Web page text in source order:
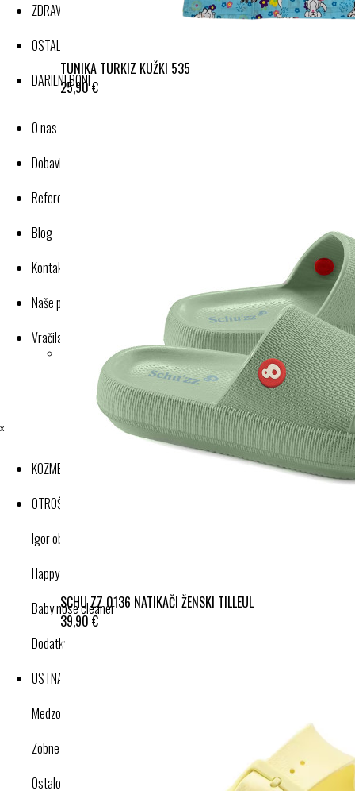
TUNIKA TURKIZ KUŽKI 535
25,90 €
SCHU ZZ 0136 NATIKAČI ŽENSKI TILLEUL
39,90 €
ZDRAVJE IN DOBRO POČUTJE
OSTALI IZDELKI
DARILNI BONI
O nas
Dobavitelji-proizvajalci
Reference
Blog
Kontakt
Naše poslovanje
Vračila in reklamacije
ˣ
KOZMETIKA
OTROŠKI IZDELKI
Igor obutev
Happy nose cleaner
Baby nose cleaner
Dodatki
USTNA HIGIENA
Medzobne ščetke
Zobne ščetke
Ostalo